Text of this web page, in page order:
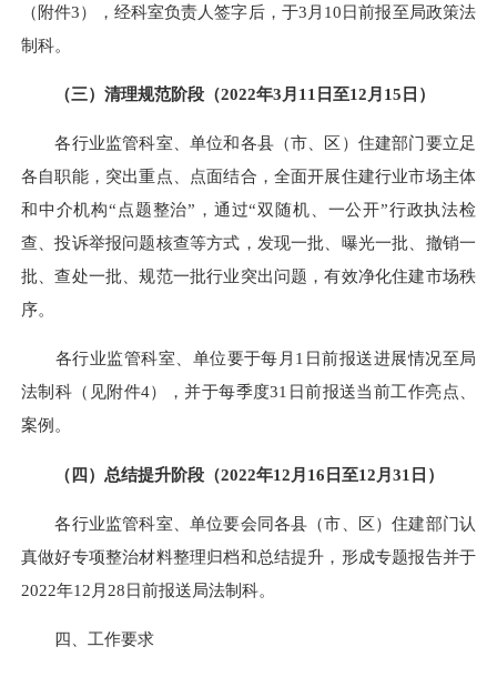
（附件3），经科室负责人签字后，于3 月 10日前报至局政策法
制科。
（三）清理规范阶段（2022年3 月 11 日至12 月 15日）
各行业监管科室、单位和各县（市、区）住建部门要立足
各自职能，突出重点、点面结合，全面开展住建行业市场主体
和中介机构“点题整治” ，通过“双随机、一公开”行政执法检
查、投诉举报问题核查等方式， 发现一批、曝光一批、撤销一
批、查处一批、规范一批行业突出问题 ，有效净化住建市场秩
序。
各行业监管科室、单位要于每月 1日前报送进展情况至局
法制科（见附件4） ，并于每季度31日前报送当前工作亮点、
案例。
（四） 总结提升阶段（2022年12月16日至12月31日）
各行业监管科室、单位要会同各县（市、区）住建部门认
真做好专项整治材料整理归档和总结提升，形成专题报告并于
2022年12月28日前报送局法制科。
四、 工作要求